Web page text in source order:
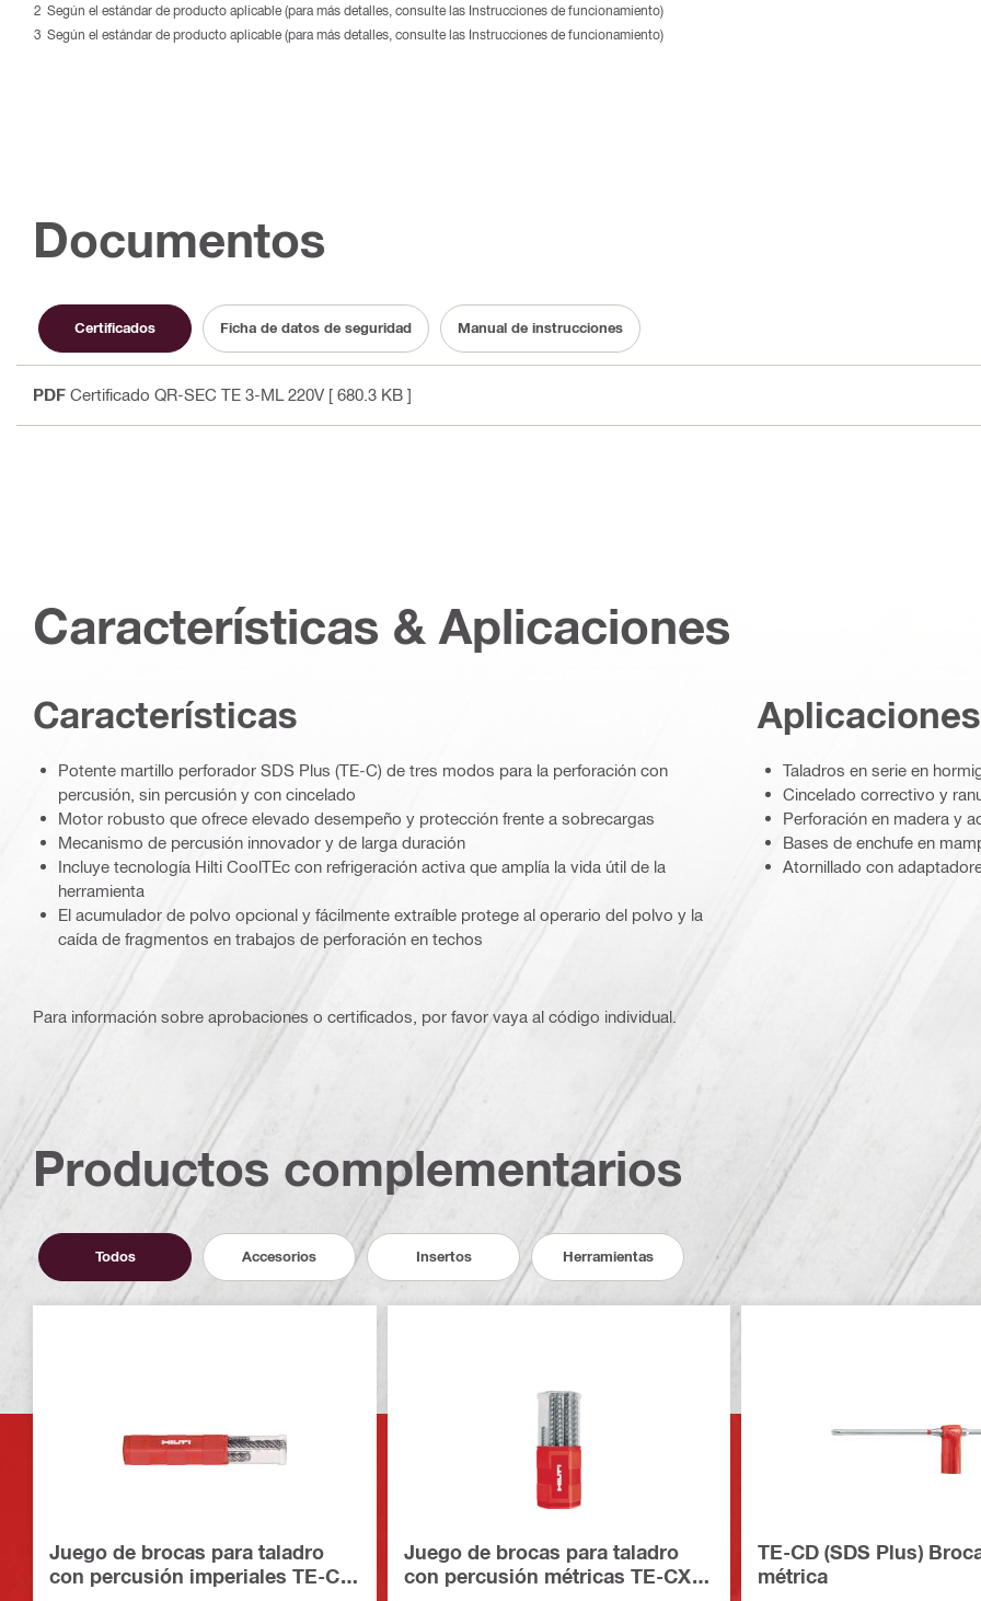
Según el estándar de producto aplicable (para más detalles, consulte las Instrucciones de funcionamiento)
Según el estándar de producto aplicable (para más detalles, consulte las Instrucciones de funcionamiento)
Documentos
Certificados Ficha de datos de seguridad Manual de instrucciones
PDF Certificado QR-SEC TE 3-ML 220V [ 680.3 KB ]
Características & Aplicaciones
Características
Potente martillo perforador SDS Plus (TE-C) de tres modos para la perforación con
percusión, sin percusión y con cincelado
Motor robusto que ofrece elevado desempeño y protección frente a sobrecargas
Mecanismo de percusión innovador y de larga duración
Incluye tecnología Hilti CoolTEc con refrigeración activa que amplía la vida útil de la
herramienta
El acumulador de polvo opcional y fácilmente extraíble protege al operario del polvo y la
caída de fragmentos en trabajos de perforación en techos
Aplicaciones
Taladros en serie en
Cincelado correctivo y
Perforación en madera y
Bases de enchufe en
Atornillado con
Para información sobre aprobaciones o certificados, por favor vaya al código individual.
Productos complementarios
Todos Accesorios Insertos Herramientas
Juego de brocas para taladro
con percusión imperiales TE-CX
Juego de brocas para taladro
con percusión métricas TE-CX
TE-CD (SDS Plus)
métrica